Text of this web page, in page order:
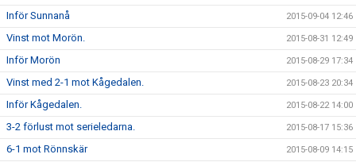
Inför Sunnanå 2015-09-04 12:46
Vinst mot Morön. 2015-08-31 12:49
Inför Morön 2015-08-29 17:34
Vinst med 2-1 mot Kågedalen. 2015-08-23 20:34
Inför Kågedalen. 2015-08-22 14:00
3-2 förlust mot serieledarna. 2015-08-17 15:36
6-1 mot Rönnskär 2015-08-09 14:15